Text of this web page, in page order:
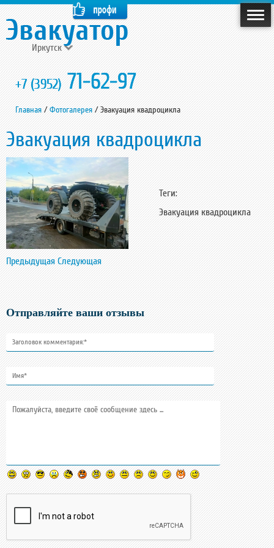
Иркутск
+7 (3952) 71-62-97
Главная /Фотогалерея /Эвакуация квадроцикла
Эвакуация квадроцикла
Теги:
Эвакуация квадроцикла
Предыдущая Следующая
Отправляйте ваши отзывы